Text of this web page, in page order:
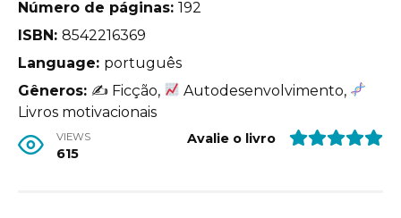
Número de páginas: 192
ISBN: 8542216369
Language: português
Gêneros: ✍ Ficção,
Autodesenvolvimento,
Livros motivacionais
VIEWS
615
Avalie o livro